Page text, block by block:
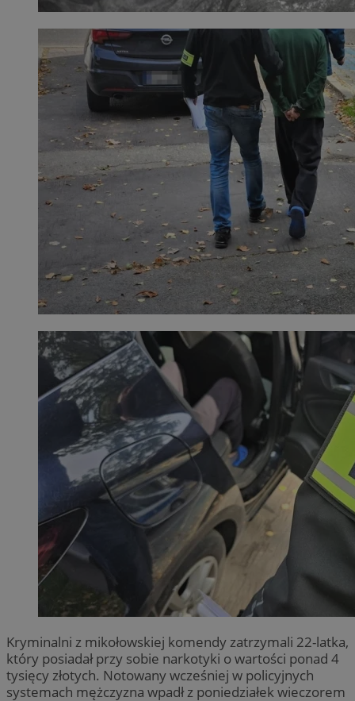
Kryminalni z mikołowskiej komendy zatrzymali 22-latka,
który posiadał przy sobie narkotyki o wartości ponad 4
tysięcy złotych. Notowany wcześniej w policyjnych
systemach mężczyzna wpadł z poniedziałek wieczorem